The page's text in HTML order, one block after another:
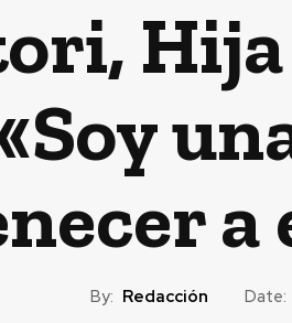
a
By: Redacción Date: